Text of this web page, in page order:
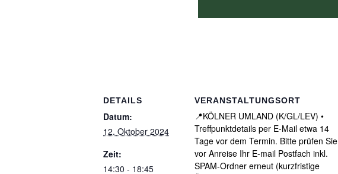
DETAILS
Datum:
12. Oktober 2024
Zeit:
14:30 - 18:45
VERANSTALTUNGSORT
📍KÖLNER UMLAND (K/GL/LEV) •
Treffpunktdetails per E-Mail etwa 14
Tage vor dem Termin. Bitte prüfen Sie
vor Anreise Ihr E-mail Postfach inkl.
SPAM-Ordner erneut (kurzfristige